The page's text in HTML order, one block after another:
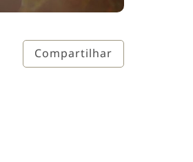
Compartilhar